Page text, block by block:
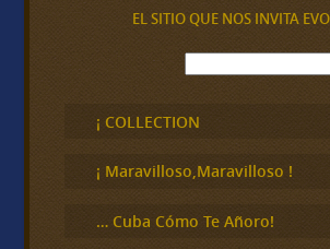
EL SITIO QUE NOS INVITA
B
u
c
a
¡ COLLECTION
¡ Maravilloso,Maravilloso !
… Cuba Cómo Te Añoro!